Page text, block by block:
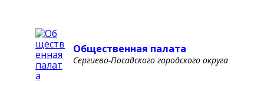
Общественная палата
Сергиево-Посадского городского округа